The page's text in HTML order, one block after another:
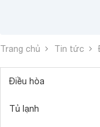
Trang chủ Tin tức
Điều hòa
Tủ lạnh